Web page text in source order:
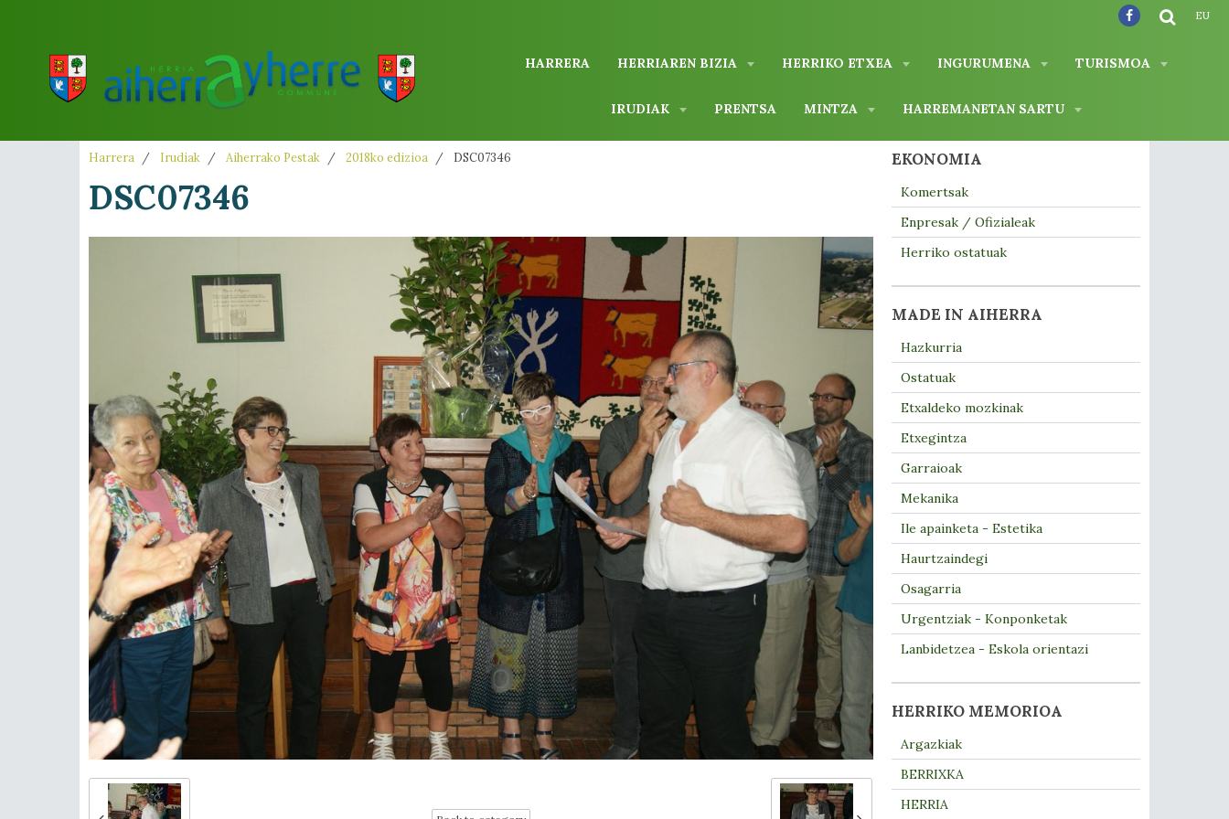
HARRERA HERRIAREN BIZIA HERRIKO ETXEA INGURUMENA TURISMOA
IRUDIAK PRENTSA MINTZA HARREMANETAN SARTU
EU
Harrera Irudiak Aiherrako Pestak 2018ko edizioa DSC07346
DSC07346
EKONOMIA
Komertsak
Enpresak / Ofizialeak
Herriko ostatuak
MADE IN AIHERRA
Hazkurria
Ostatuak
Etxaldeko mozkinak
Etxegintza
Garraioak
Mekanika
Ile apainketa - Estetika
Haurtzaindegi
Osagarria
Urgentziak - Konponketak
Lanbidetzea - Eskola orientazi
HERRIKO MEMORIOA
Argazkiak
BERRIXKA
HERRIA